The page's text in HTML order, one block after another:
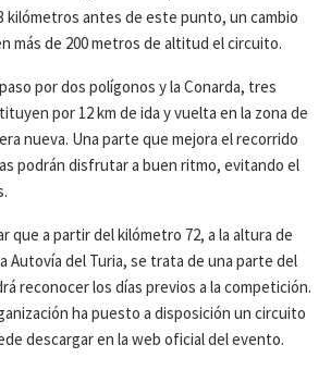
kilómetros antes de este punto, un cambio
más de 200 metros de altitud el circuito.
por dos polígonos y la Conarda, tres
por 12 km de ida y vuelta en la zona de
nueva. Una parte que mejora el recorrido
podrán disfrutar a buen ritmo, evitando el
que a partir del kilómetro 72, a la altura de
Autovía del Turia, se trata de una parte del
reconocer los días previos a la competición.
ha puesto a disposición un circuito
descargar en la web oficial del evento.